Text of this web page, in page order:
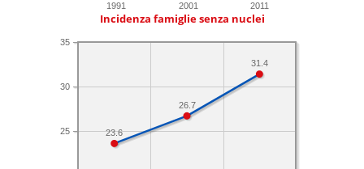
1991 2001 2011
Incidenza famiglie senza nuclei
25
30
35
31.4
26.7
23.6